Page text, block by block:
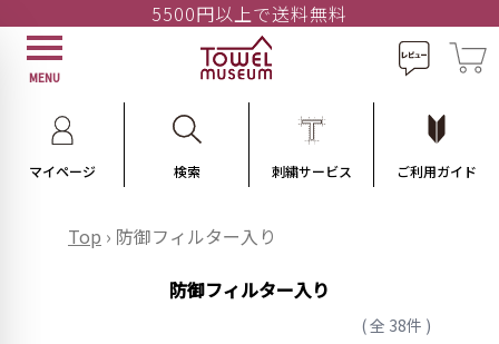
5500円以上で送料無料
MENU
マイページ 検索 刺繍サービス ご利用ガイド
Top › 防御フィルター入り
防御フィルター入り
( 全 38件 )